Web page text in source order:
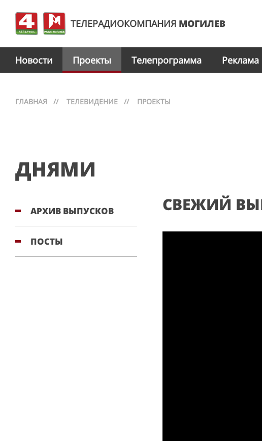
ТЕЛЕРАДИОКОМПАНИЯ МОГИЛЕВ
Новости Проекты Телепрограмма Реклама
ГЛАВНАЯ // ТЕЛЕВИДЕНИЕ // ПРОЕКТЫ
ДНЯМИ
АРХИВ ВЫПУСКОВ
ПОСТЫ
СВЕЖИЙ